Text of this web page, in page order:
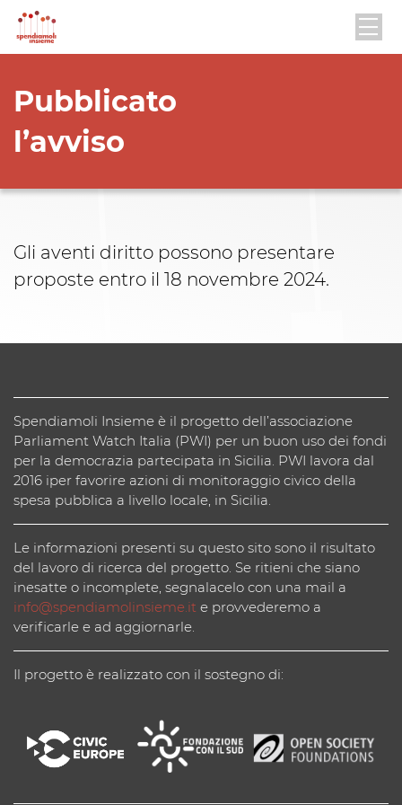
Pubblicato
l’avviso
Gli aventi diritto possono presentare
proposte entro il 18 novembre 2024.
Spendiamoli Insieme è il progetto dell’associazione
Parliament Watch Italia (PWI) per un buon uso dei fondi
per la democrazia partecipata in Sicilia. PWI lavora dal
2016 iper favorire azioni di monitoraggio civico della
spesa pubblica a livello locale, in Sicilia.
Le informazioni presenti su questo sito sono il risultato
del lavoro di ricerca del progetto. Se ritieni che siano
inesatte o incomplete, segnalacelo con una mail a
info@spendiamolinsieme.it e provvederemo a
verificarle e ad aggiornarle.
Il progetto è realizzato con il sostegno di: